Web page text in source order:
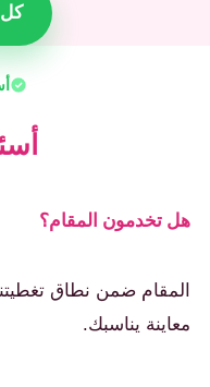
هل تخدمون المقام؟
المقام ضمن نطاق
معاينة يناسبك.